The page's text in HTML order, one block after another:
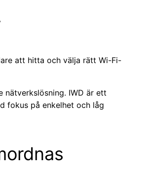
att hitta och välja rätt Wi-Fi-
nätverkslösning. IWD är ett
fokus på enkelhet och låg